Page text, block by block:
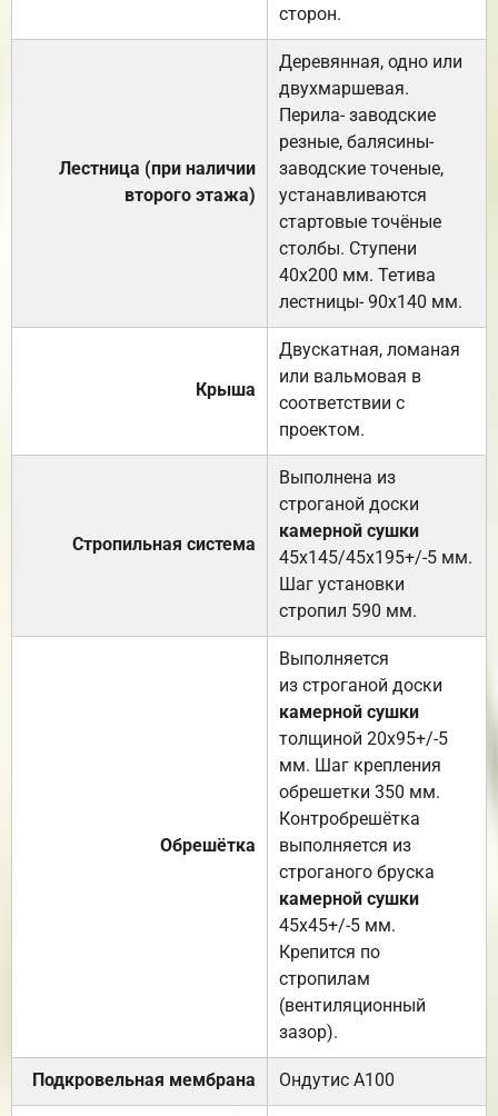
сторон.
Лестница (при наличии
второго этажа)
Деревянная, одно или
двухмаршевая.
Перила- заводские
резные, балясины-
заводские точеные,
устанавливаются
стартовые точёные
столбы. Ступени
40х200 мм. Тетива
лестницы- 90х140 мм.
Крыша
Двускатная, ломаная
или вальмовая в
соответствии с
проектом.
Стропильная система
Выполнена из
строганой доски
камерной сушки
45х145/45х195+/-5 мм.
Шаг установки
стропил 590 мм.
Обрешётка
Выполняется
из строганой доски
камерной сушки
толщиной 20х95+/-5
мм. Шаг крепления
обрешетки 350 мм.
Контробрешётка
выполняется из
строганого бруска
камерной сушки
45х45+/-5 мм.
Крепится по
стропилам
(вентиляционный
зазор).
Подкровельная мембрана Ондутис А100